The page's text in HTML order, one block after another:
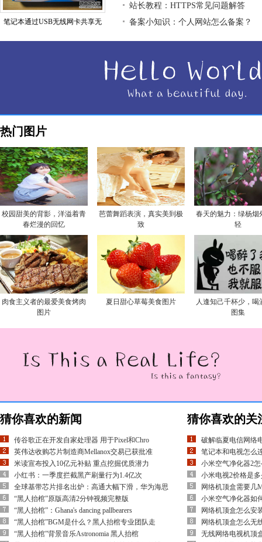
笔记本通过USB无线网卡共享无
站长教程：HTTPS常见问题解答
备案小知识：个人网站怎么备案？
热门图片
校园甜美的背影，洋溢着青
春烂漫的回忆
芭蕾舞蹈表演，真实美到极
致
春天的魅力：绿杨烟
轻
肉食主义者的最爱美食烤肉
图片
夏日甜心草莓美食图片
人逢知己千杯少，喝
图集
猜你喜欢的新闻
传谷歌正在开发自家处理器 用于Pixel和Chro
英伟达收购芯片制造商Mellanox交易已获批准
米读宣布投入10亿元补贴 重点挖掘优质潜力
小红书：一季度拦截黑产刷量行为1.4亿次
全球基带芯片排名出炉：高通大幅下滑，华为海思
“黑人抬棺”原版高清2分钟视频完整版
“黑人抬棺”：Ghana's dancing pallbearers
“黑人抬棺”BGM是什么？黑人抬棺专业团队走
“黑人抬棺”背景音乐Astronomia 黑人抬棺
猜你喜欢的关
破解临夏电信网络
笔记本和电视怎么
小米空气净化器2
小米电视2价格是
网络机顶盒需要几
小米空气净化器如
网络机顶盒怎么安
网络机顶盒怎么无
无线网络电视机顶